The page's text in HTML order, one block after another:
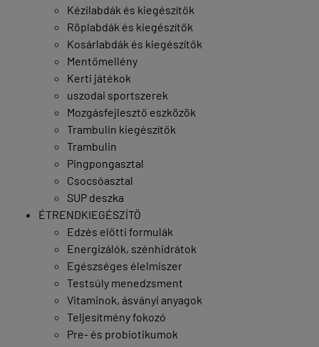
Kézilabdák és kiegészítők
Röplabdák és kiegészítők
Kosárlabdák és kiegészítők
Mentőmellény
Kerti játékok
uszodai sportszerek
Mozgásfejlesztő eszközök
Trambulin kiegészítők
Trambulin
Pingpongasztal
Csocsóasztal
SUP deszka
ÉTRENDKIEGÉSZÍTŐ
Edzés előtti formulák
Energizálók, szénhidrátok
Egészséges élelmiszer
Testsúly menedzsment
Vitaminok, ásványi anyagok
Teljesítmény fokozó
Pre- és probiotikumok